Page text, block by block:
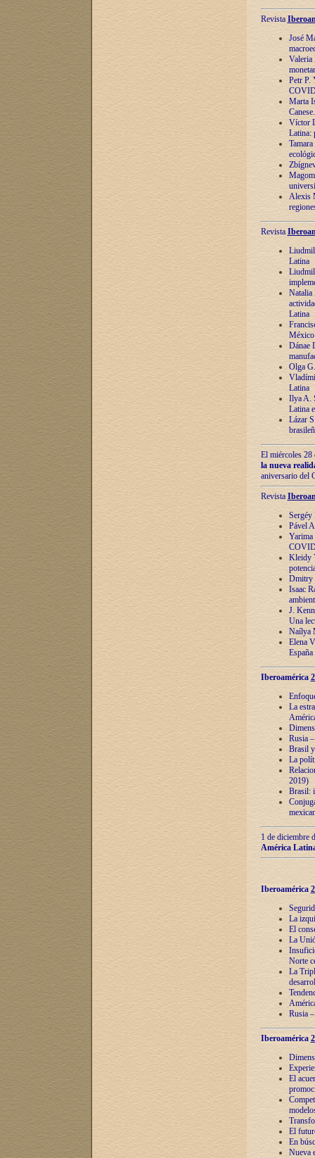
Revista
José
Valeria
Petr P.
Marta
Víctor
Latina:
Alexis
Revista
Latina
Natalia
Latina
México
Dánae
Olga
Latina
Ilya A.
Latina
Lázar
El miércoles 28
la nueva
aniversario del
Revista
Sergéy
Pável
Yarima
Kleidy
Dmitry
Isaac
J.
Una
Naílya
Elena
España
Iberoamérica
La
Rusia
Brasil
La
2019)
Brasil:
1 de diciembre
América
Iberoamérica
La
El
La
Norte
La
Rusia
Iberoamérica
El
El
En
Nueva